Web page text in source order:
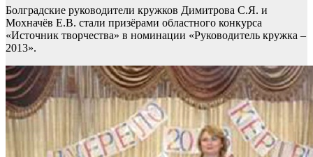
Болградские руководители кружков Димитрова С.Я. и
Мохначёв Е.В. стали призёрами областного конкурса
«Источник творчества» в номинации «Руководитель кружка –
2013».